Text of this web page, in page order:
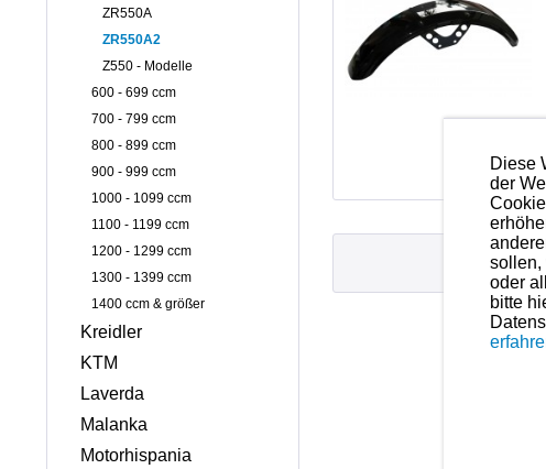
ZR550A
ZR550A2
Z550 - Modelle
600 - 699 ccm
700 - 799 ccm
800 - 899 ccm
900 - 999 ccm
1000 - 1099 ccm
1100 - 1199 ccm
1200 - 1299 ccm
1300 - 1399 ccm
1400 ccm & größer
Kreidler
KTM
Laverda
Malanka
Motorhispania
Diese
der
sollen,
oder
bitte